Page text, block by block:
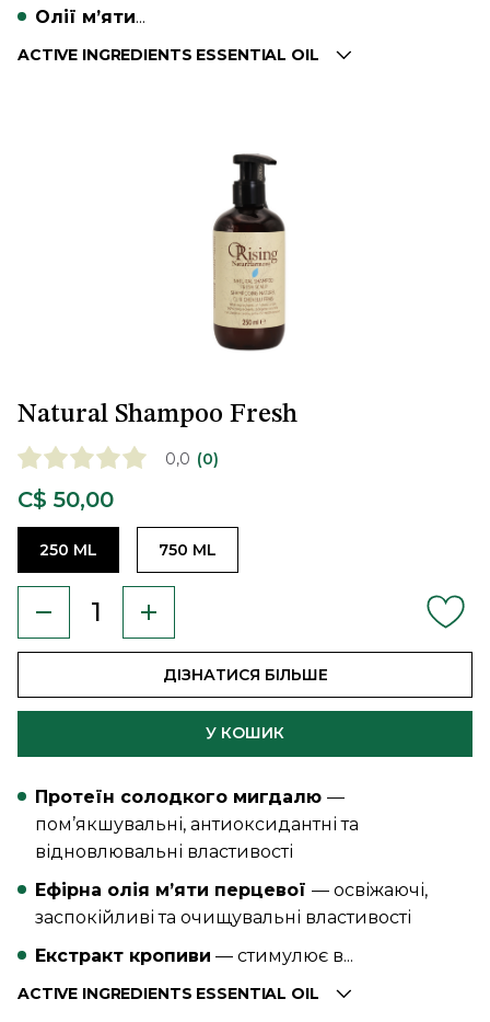
Олії м’яти...
ACTIVE INGREDIENTS ESSENTIAL OIL
Natural Shampoo Fresh
0,0 (0)
C$ 50,00
250 ML 750 ML
У КОШИК
ДІЗНАТИСЯ БІЛЬШЕ
Протеїн солодкого мигдалю —
пом’якшувальні, антиоксидантні та
відновлювальні властивості
Ефірна олія м’яти перцевої — освіжаючі,
заспокійливі та очищувальні властивості
Екстракт кропиви — стимулює в...
ACTIVE INGREDIENTS ESSENTIAL OIL